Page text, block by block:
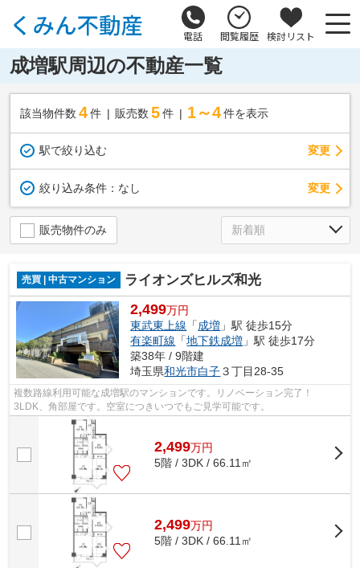
電話 閲覧履歴 検討リスト
成増駅周辺の不動産一覧
該当物件数 4件 販売数 5 件 1～4 件を表示
駅で絞り込む 変更
絞り込み条件： なし 変更
販売物件のみ
売買 | 中古マンション ライオンズヒルズ和光
2,499万円
東武東上線 「成増 」駅 徒歩15分
有楽町線 「地下鉄成増 」駅 徒歩17分
築38年 / 9階建
埼玉県和光市白子３丁目28-35
複数路線利用可能な成増駅のマンションです。リノベーション完了！
3LDK、角部屋です。空室につきいつでもご見学可能です。
2,499万円
5階 / 3DK / 66.11㎡
2,499万円
5階 / 3DK / 66.11㎡